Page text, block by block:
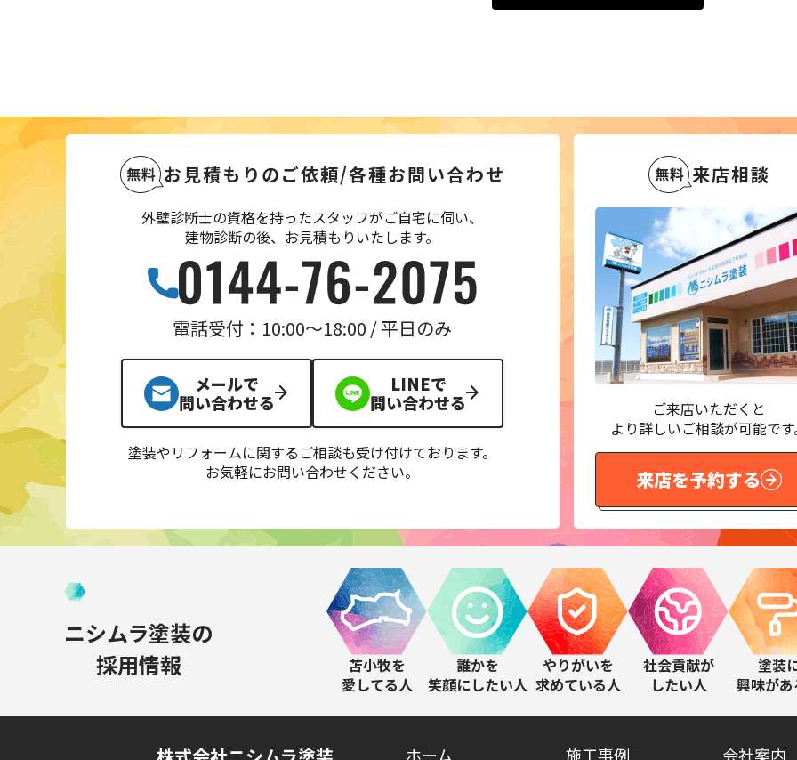
お見積もりのご依頼/各種お問い合わせ
外壁診断士の資格を持ったスタッフがご自宅に伺い、
建物診断の後、お見積もりいたします。
電話受付：10:00〜18:00 / 平日のみ
メールで
問い合わせる
LINEで
問い合わせる
塗装やリフォームに関するご相談も受け付けております。
お気軽にお問い合わせください。
来店相談
ご来店いただくと
より詳しいご相談が可能で
来店を予約する
ニシムラ塗装の
採用情報
苫小牧を
愛してる人
誰かを
笑顔にしたい人
やりがいを
求めている人
社会貢献が
したい人
塗装
興味が
ホーム 施工事例 会社案内